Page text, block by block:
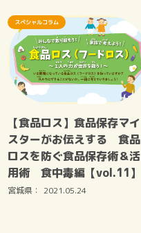
【食品ロス】食品保存マイ
スターがお伝えする 食品
ロスを防ぐ食品保存術＆活
用術 食中毒編【vol.11】
宮城県： 2021.05.24
スペシャルコラム